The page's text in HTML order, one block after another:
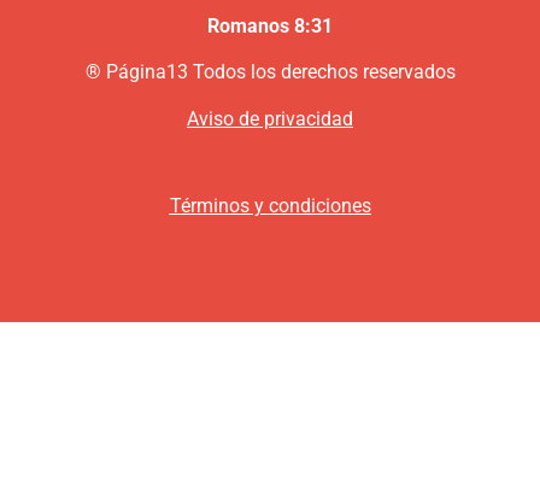
Romanos 8:31
® Página13 Todos los derechos reservados
Aviso de privacidad
Términos y condiciones